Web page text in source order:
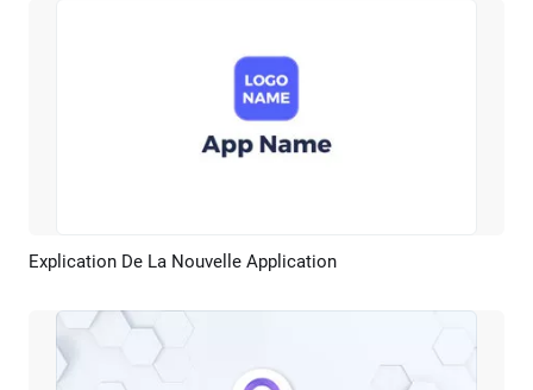
Aperçu Créer IA
Explication De La Nouvelle Application